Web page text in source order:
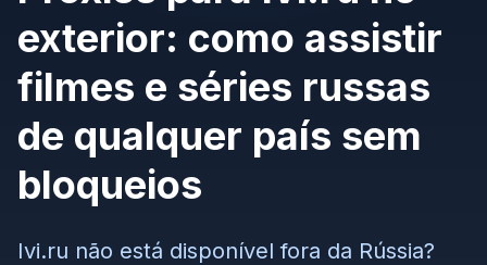
exterior: como assistir
filmes e séries russas
de qualquer país sem
bloqueios
Ivi.ru não está disponível fora da Rússia?